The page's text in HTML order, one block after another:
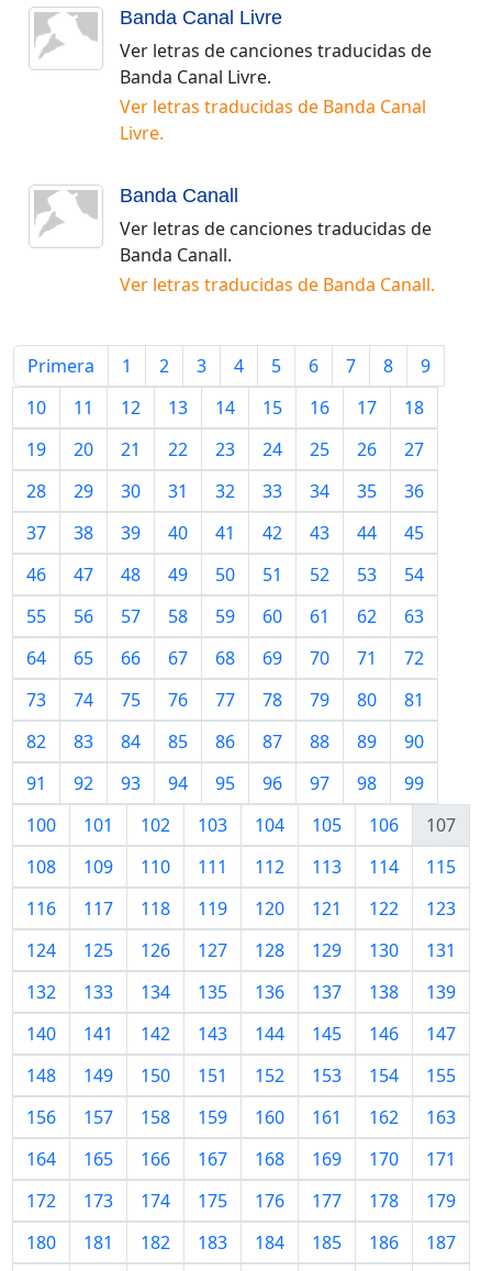
Banda Canal Livre
Ver letras de canciones traducidas de
Banda Canal Livre.
Ver letras traducidas de Banda Canal
Livre.
Banda Canall
Ver letras de canciones traducidas de
Banda Canall.
Ver letras traducidas de Banda Canall.
Primera 1 2 3 4 5 6 7 8
9
10
11 12 13 14 15 16 17
18
19
20 21 22 23 24 25 26
27
28
29 30 31 32 33 34 35
36
37
38 39 40 41 42 43 44
45
46
47 48 49 50 51 52 53
54
55
56 57 58 59 60 61 62
63
64
65 66 67 68 69 70 71
72
73
74 75 76 77 78 79 80
81
82
83 84 85 86 87 88 89
90
91
92 93 94 95 96 97 98
99
100
101 102 103 104 105 106
107
108
109 110 111 112 113 114
115
116
117 118 119 120 121 122
123
124
125 126 127 128 129 130
131
132
133 134 135 136 137 138
139
140
141 142 143 144 145 146
147
148
149 150 151 152 153 154
155
156
157 158 159 160 161 162
163
164
165 166 167 168 169 170
171
172
173 174 175 176 177 178
179
180
181 182 183 184 185 186
187